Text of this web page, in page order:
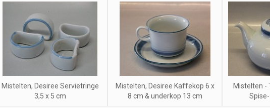
Mistelten, Desiree Servietringe
3,5 x 5 cm
Mistelten, Desiree Kaffekop 6 x
8 cm & underkop 13 cm
Mistelten -